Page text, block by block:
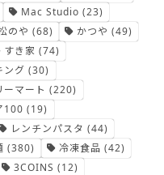
Mac Studio (23)
のや (68) かつや (49)
すき家 (74)
ング (30)
ーマート (220)
100 (19)
レンチンパスタ (44)
(380) 冷凍食品 (42)
3COINS (12)